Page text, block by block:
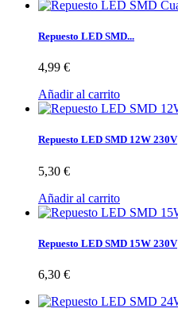
Repuesto LED SMD...
4,99 €
Añadir al carrito
Repuesto LED SMD 12W 230V
5,30 €
Añadir al carrito
Repuesto LED SMD 15W 230V
6,30 €